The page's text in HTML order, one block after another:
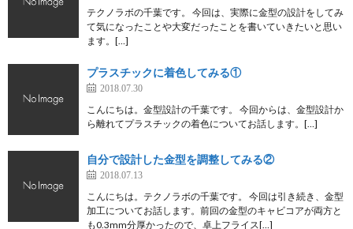
テクノラボの千葉です。 今回は、実際に金型の設計をしてみ
て気になったことや大変だったことを書いていきたいと思い
ます。[…]
プラスチックに着色してみる①
2018.07.30
こんにちは。金型設計の千葉です。 今回からは、金型設計か
ら離れてプラスチックの着色についてお話します。[…]
自分で設計した金型を調整してみる②
2018.07.13
こんにちは。テクノラボの千葉です。 今回は引き続き、金型
加工についてお話します。前回の金型のキャビコアが両方と
も0.3mm分厚かったので、卓上フライス[…]